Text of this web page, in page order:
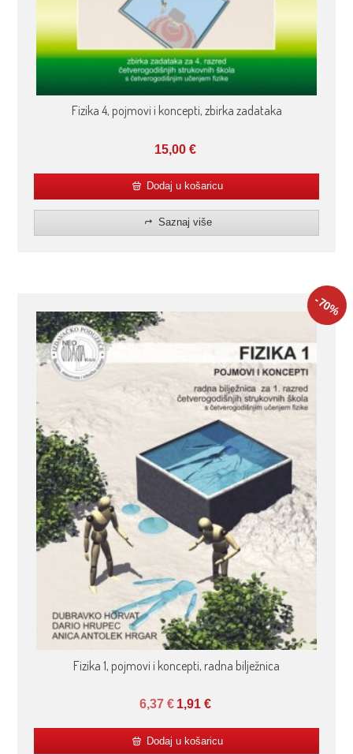
Fizika 4, pojmovi i koncepti, zbirka zadataka
15,00 €
Dodaj u košaricu
Saznaj više
-70%
Fizika 1, pojmovi i koncepti, radna bilježnica
6,37 € 1,91 €
Dodaj u košaricu